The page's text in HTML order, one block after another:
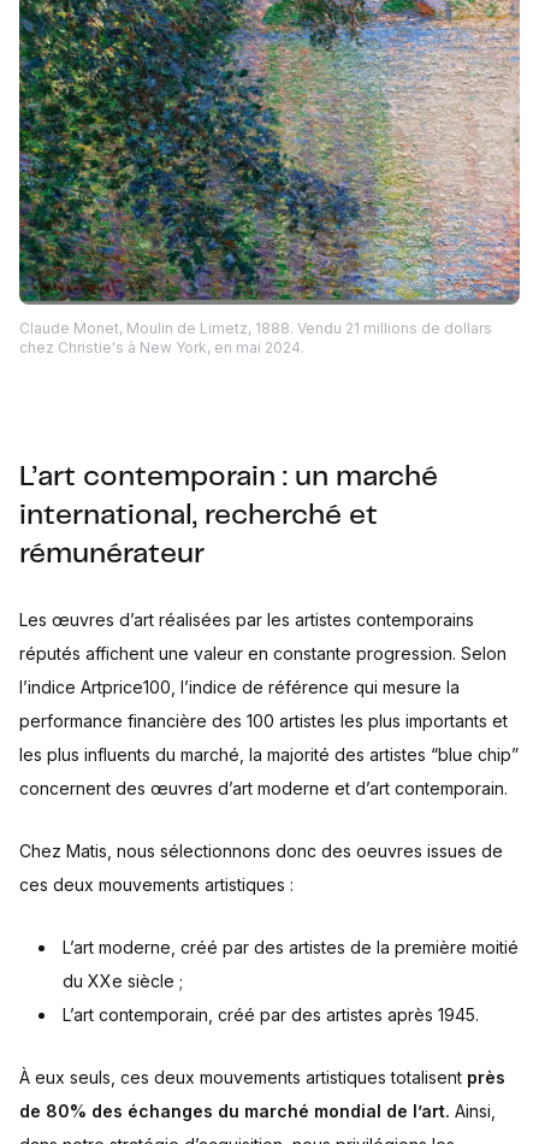
Claude Monet, Moulin de Limetz, 1888. Vendu 21 millions de dollars
chez Christie's à New York, en mai 2024.
L’art contemporain : un marché
international, recherché et
rémunérateur
Les œuvres d’art réalisées par les artistes contemporains
réputés affichent une valeur en constante progression. Selon
l’indice Artprice100, l’indice de référence qui mesure la
performance financière des 100 artistes les plus importants et
les plus influents du marché, la majorité des artistes “blue chip”
concernent des œuvres d’art moderne et d’art contemporain.
Chez Matis, nous sélectionnons donc des oeuvres issues de
ces deux mouvements artistiques :
L’art moderne, créé par des artistes de la première moitié
du XXe siècle ;
L’art contemporain, créé par des artistes après 1945.
À eux seuls, ces deux mouvements artistiques totalisent près
de 80% des échanges du marché mondial de l’art. Ainsi,